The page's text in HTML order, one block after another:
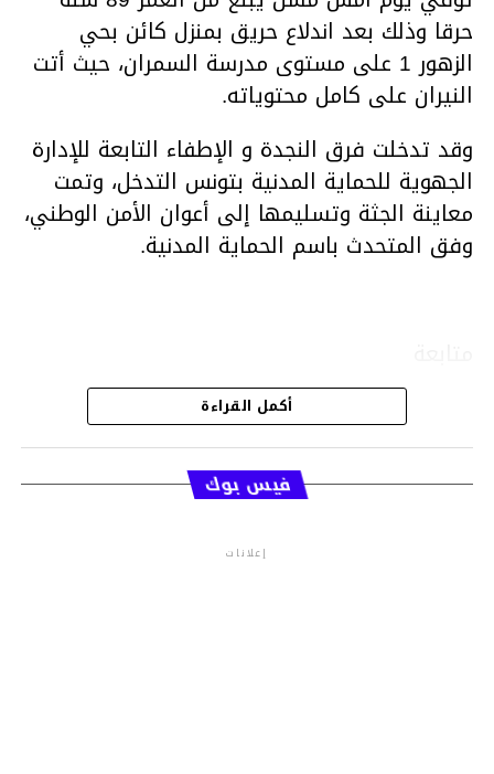
حرقا وذلك بعد اندلاع حريق بمنزل كائن بحي
الزهور 1 على مستوى مدرسة السمران، حيث أتت
النيران على كامل محتوياته.
وقد تدخلت فرق النجدة و الإطفاء التابعة للإدارة
الجهوية للحماية المدنية بتونس التدخل، وتمت
معاينة الجثة وتسليمها إلى أعوان الأمن الوطني،
وفق المتحدث باسم الحماية المدنية.
قسم الاخبار
أكمل القراءة
فيس بوك
إعلانات